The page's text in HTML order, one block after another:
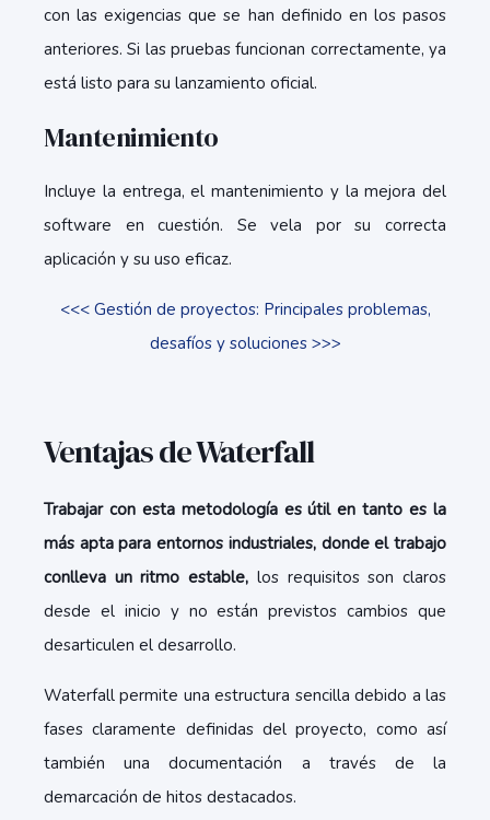
con las exigencias que se han definido en los pasos
anteriores. Si las pruebas funcionan correctamente, ya
está listo para su lanzamiento oficial.
Mantenimiento
Incluye la entrega, el mantenimiento y la mejora del
software en cuestión. Se vela por su correcta
aplicación y su uso eficaz.
<<< Gestión de proyectos: Principales problemas,
desafíos y soluciones >>>
Ventajas de Waterfall
Trabajar con esta metodología es útil en tanto es la
más apta para entornos industriales, donde el trabajo
conlleva un ritmo estable, los requisitos son claros
desde el inicio y no están previstos cambios que
desarticulen el desarrollo.
Waterfall permite una estructura sencilla debido a las
fases claramente definidas del proyecto, como así
también una documentación a través de la
demarcación de hitos destacados.